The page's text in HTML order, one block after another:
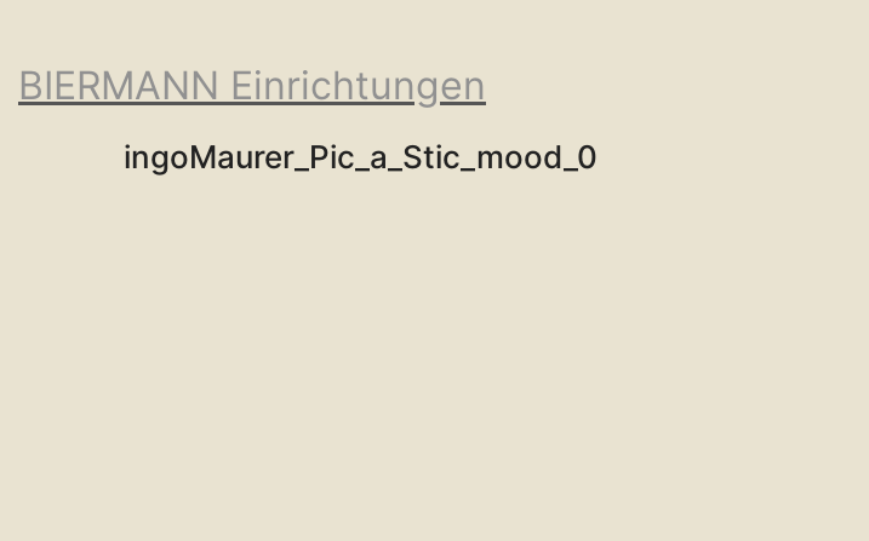
BIERMANN Einrichtungen
ingoMaurer_Pic_a_Stic_mood_0